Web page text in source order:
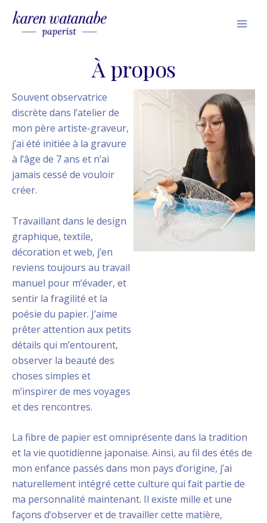
À propos
Souvent observatrice
discrète dans l’atelier de
mon père artiste-graveur,
j’ai été initiée à la gravure
à l’âge de 7 ans et n’ai
jamais cessé de vouloir
créer.
Travaillant dans le design
graphique, textile,
décoration et web, j’en
reviens toujours au travail
manuel pour m’évader, et
sentir la fragilité et la
poésie du papier. J’aime
prêter attention aux petits
détails qui m’entourent,
observer la beauté des
choses simples et
m’inspirer de mes voyages
et des rencontres.
La fibre de papier est omniprésente dans la tradition
et la vie quotidienne japonaise. Ainsi, au fil des étés de
mon enfance passés dans mon pays d’origine, j’ai
naturellement intégré cette culture qui fait partie de
ma personnalité maintenant. Il existe mille et une
façons d’observer et de travailler cette matière,